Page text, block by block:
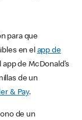
para que
en el app de
de McDonald’s
de un
& Pay.
de un